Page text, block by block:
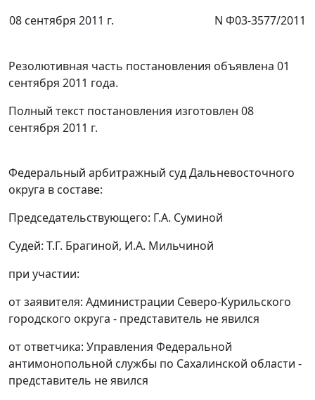
08 сентября 2011 г.
N Ф03-3577/2011
Резолютивная часть постановления объявлена 01
сентября 2011 года.
Полный текст постановления изготовлен 08
сентября 2011 г.
Федеральный арбитражный суд Дальневосточного
округа в составе:
Председательствующего: Г.А. Суминой
Судей: Т.Г. Брагиной, И.А. Мильчиной
при участии:
от заявителя: Администрации Северо-Курильского
городского округа - представитель не явился
от ответчика: Управления Федеральной
антимонопольной службы по Сахалинской области -
представитель не явился